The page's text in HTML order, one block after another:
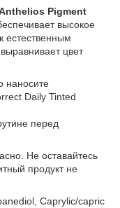
Pigment
высокое
естественным
цвет
наносите
Daily Tinted
перед
Не оставайтесь
продукт не
Caprylic/capric